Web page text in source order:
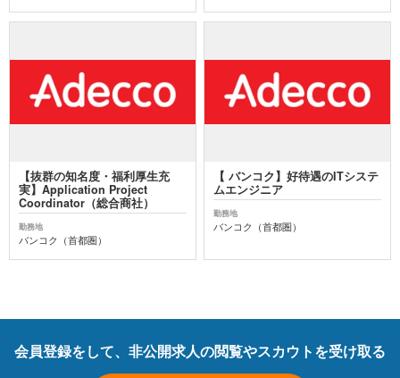
【抜群の知名度・福利厚生充
実】Application Project
Coordinator（総合商社）
勤務地
バンコク（首都圏）
【 バンコク】好待遇のITシステ
ムエンジニア
勤務地
バンコク（首都圏）
会員登録をして、非公開求人の閲覧やスカウトを受け取る